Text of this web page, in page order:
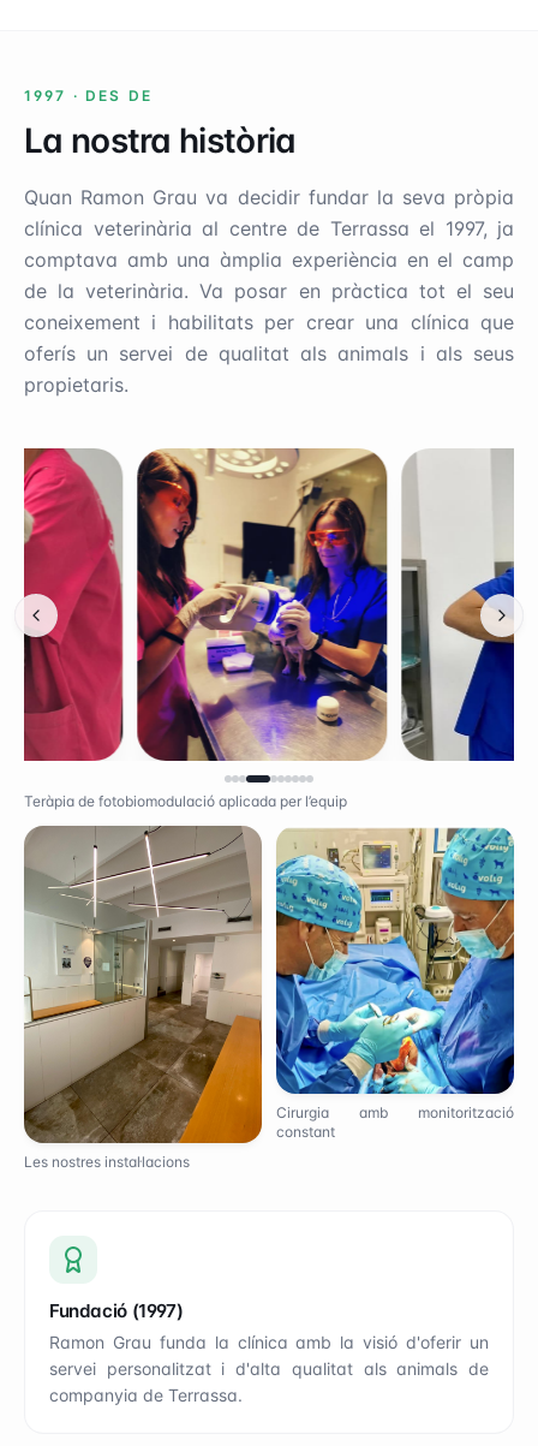
1997 ·DES DE
La nostra història
Quan Ramon Grau va decidir fundar la seva pròpia
clínica veterinària al centre de Terrassa el 1997, ja
comptava amb una àmplia experiència en el camp
de la veterinària. Va posar en pràctica tot el seu
coneixement i habilitats per crear una clínica que
oferís un servei de qualitat als animals i als seus
propietaris.
Teràpia de fotobiomodulació aplicada per l’equip
Les nostres instal·lacions
Cirurgia amb monitorització
constant
Fundació (1997)
Ramon Grau funda la clínica amb la visió d'oferir un
servei personalitzat i d'alta qualitat als animals de
companyia de Terrassa.